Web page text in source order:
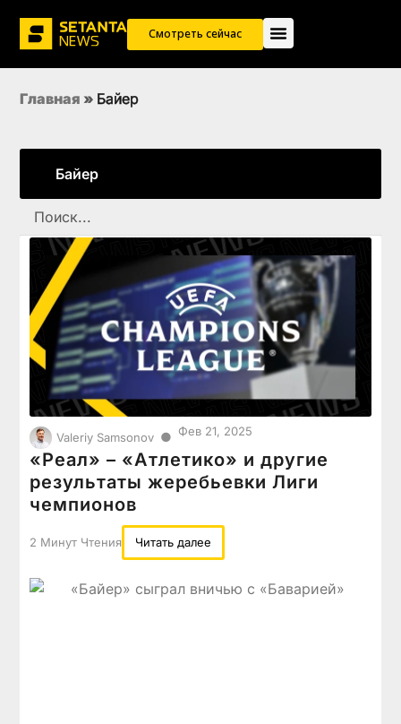
Смотреть сейчас
Главная » Байер
Байер
Valeriy Samsonov ● Фев 21, 2025
«Реал» – «Атлетико» и другие
результаты жеребьевки Лиги
чемпионов
2 Минут Чтения Читать далее